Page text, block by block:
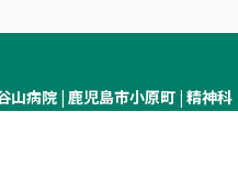
病院 | 鹿児島市小原町 | 精神科